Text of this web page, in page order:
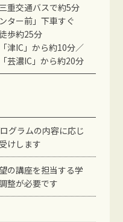
重交通バスで約5分
ター前」下車すぐ
歩約25分
津IC」から約10分／
芸濃IC」から約20分
ラムの内容に応じ
けします
講座を担当する学
整が必要です